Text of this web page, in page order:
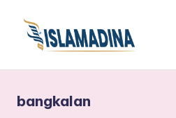
bangkalan